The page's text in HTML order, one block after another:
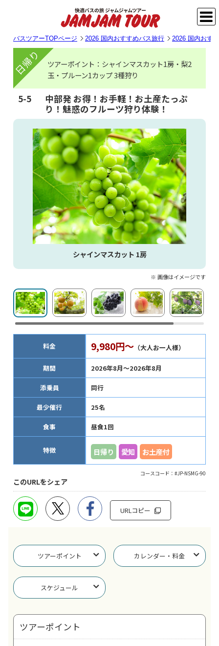
バスツアーTOPページ 2026 国内おすすめバス旅行 2026 国内おす
ツアーポイント：シャインマスカット1房・梨2
玉・プルーン1カップ 3種狩り
日帰り
5-5
中部発 お得！お手軽！お土産たっぷ
り！魅惑のフルーツ狩り体験！
シャインマスカット 1房
※ 画像はイメージです
料金 9,980円～ （大人お一人様）
期間 2026年8月～2026年8月
添乗員 同行
最少催行 25名
食事 昼食1回
特徴 日帰り 愛知 お土産付
コースコード：#JP-NSMG-90
このURLをシェア
URLコピー
ツアーポイント カレンダー・料金
スケジュール
ツアーポイント